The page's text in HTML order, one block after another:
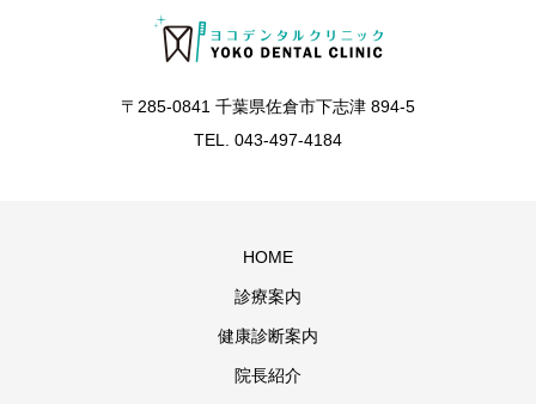
〒285-0841 千葉県佐倉市下志津 894-5
TEL. 043-497-4184
HOME
診療案内
健康診断案内
院長紹介